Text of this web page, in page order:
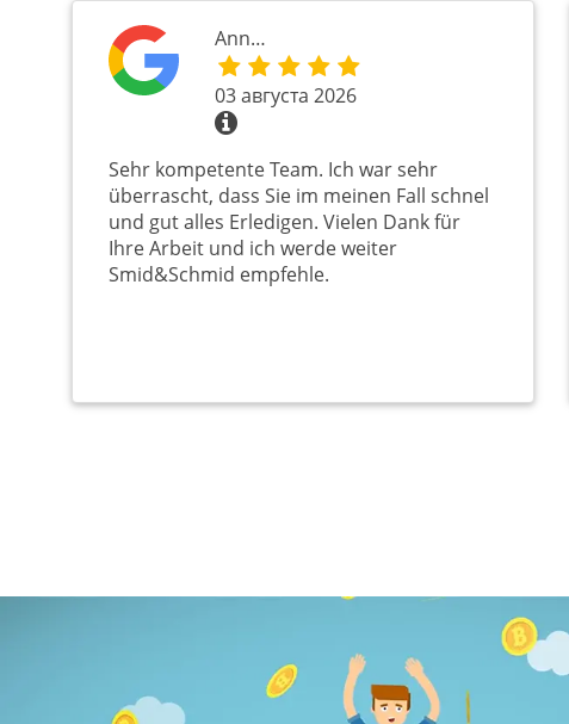
Ann…
03 августа 2026
Sehr kompetente Team. Ich war sehr
überrascht, dass Sie im meinen Fall schnel
und gut alles Erledigen. Vielen Dank für
Ihre Arbeit und ich werde weiter
Smid&Schmid empfehle.